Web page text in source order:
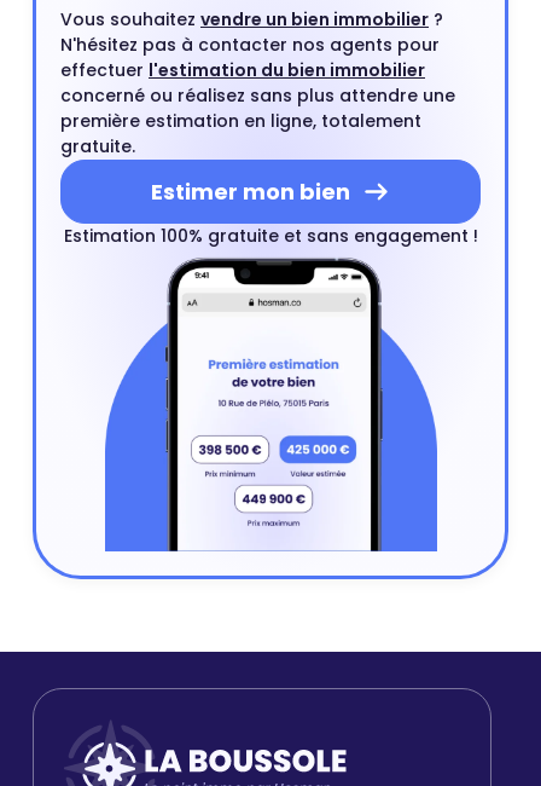
Vous souhaitez vendre un bien immobilier ?
N'hésitez pas à contacter nos agents pour
effectuer l'estimation du bien immobilier
concerné ou réalisez sans plus attendre une
première estimation en ligne, totalement
gratuite.
Estimer mon bien
Estimation 100% gratuite et sans engagement !